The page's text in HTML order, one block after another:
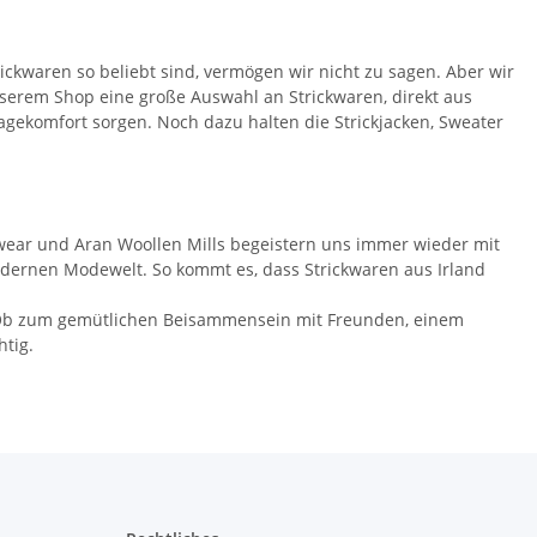
so beliebt sind, vermögen wir nicht zu sagen. Aber wir
Shop eine große Auswahl an Strickwaren, direkt aus
sorgen. Noch dazu halten die Strickjacken, Sweater
und Aran Woollen Mills begeistern uns immer wieder mit
Modewelt. So kommt es, dass Strickwaren aus Irland
zum gemütlichen Beisammensein mit Freunden, einem